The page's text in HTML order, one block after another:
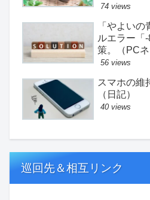
74 views
「やよい
ルエラー「
策。（PCネ
56 views
スマホの維
（日記）
40 views
巡回先＆相互リンク